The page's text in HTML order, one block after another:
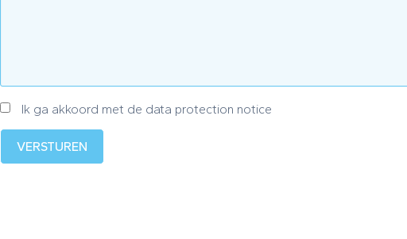
Ik ga akkoord met de data protection notice
VERSTUREN